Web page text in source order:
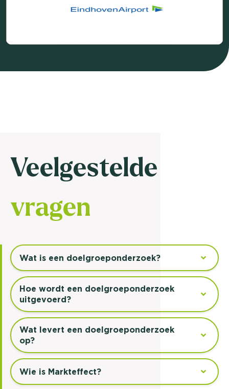
Veelgestelde
vragen
Wat is een doelgroeponderzoek?
Hoe wordt een doelgroeponderzoek
uitgevoerd?
Wat levert een doelgroeponderzoek
op?
Wie is Markteffect?